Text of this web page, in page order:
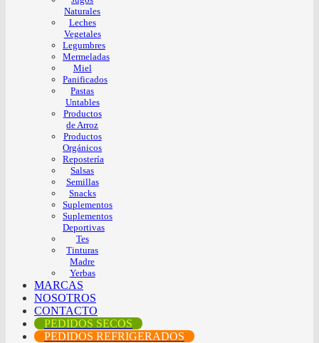
Naturales
Leches
Vegetales
Legumbres
Mermeladas
Miel
Panificados
Pastas
Untables
Productos
de Arroz
Productos
Orgánicos
Repostería
Salsas
Semillas
Snacks
Suplementos
Suplementos
Deportivas
Tes
Tinturas
Madre
Yerbas
MARCAS
NOSOTROS
CONTACTO
PEDIDOS SECOS
PEDIDOS REFRIGERADOS